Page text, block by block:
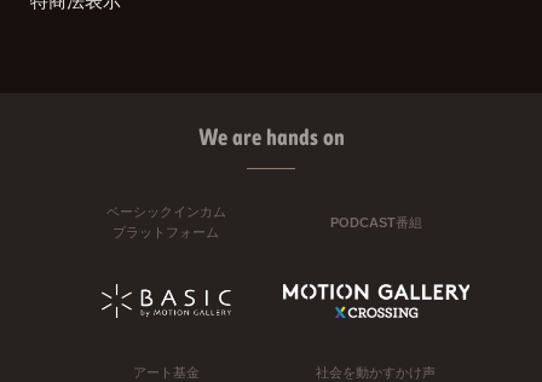
We are hands on
ベーシックインカム
プラットフォーム
PODCAST番組
アート基金 社会を動かすかけ声